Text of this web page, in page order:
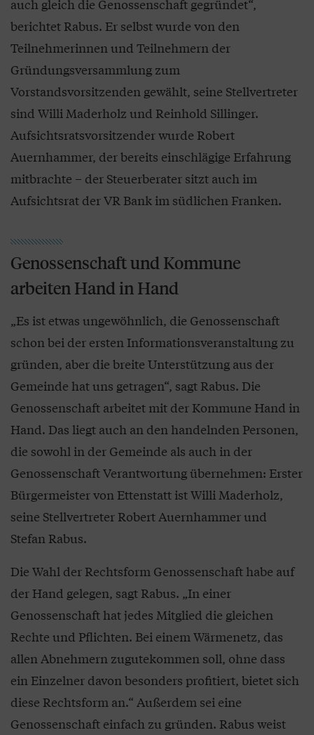
auch gleich die Genossenschaft gegründet“,
berichtet Rabus. Er selbst wurde von den
Teilnehmerinnen und Teilnehmern der
Gründungsversammlung zum
Vorstandsvorsitzenden gewählt, seine Stellvertreter
sind Willi Maderholz und Reinhold Sillinger.
Aufsichtsratsvorsitzender wurde Robert
Auernhammer, der bereits einschlägige Erfahrung
mitbrachte – der Steuerberater sitzt auch im
Aufsichtsrat der VR Bank im südlichen Franken.
Genossenschaft und Kommune
arbeiten Hand in Hand
„Es ist etwas ungewöhnlich, die Genossenschaft
schon bei der ersten Informationsveranstaltung zu
gründen, aber die breite Unterstützung aus der
Gemeinde hat uns getragen“, sagt Rabus. Die
Genossenschaft arbeitet mit der Kommune Hand in
Hand. Das liegt auch an den handelnden Personen,
die sowohl in der Gemeinde als auch in der
Genossenschaft Verantwortung übernehmen: Erster
Bürgermeister von Ettenstatt ist Willi Maderholz,
seine Stellvertreter Robert Auernhammer und
Stefan Rabus.
Die Wahl der Rechtsform Genossenschaft habe auf
der Hand gelegen, sagt Rabus. „In einer
Genossenschaft hat jedes Mitglied die gleichen
Rechte und Pflichten. Bei einem Wärmenetz, das
allen Abnehmern zugutekommen soll, ohne dass
ein Einzelner davon besonders profitiert, bietet sich
diese Rechtsform an.“ Außerdem sei eine
Genossenschaft einfach zu gründen. Rabus weist